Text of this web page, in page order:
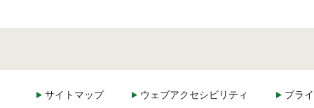
サイトマップ ウェブアクセシビリティ プラ